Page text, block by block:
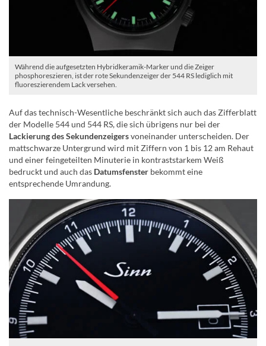
Während die aufgesetzten Hybridkeramik-Marker und die Zeiger
phosphoreszieren, ist der rote Sekundenzeiger der 544 RS lediglich mit
fluoreszierendem Lack versehen.
Auf das technisch-Wesentliche beschränkt sich auch das Zifferblatt
der Modelle 544 und 544 RS, die sich übrigens nur bei der
Lackierung des Sekundenzeigersvoneinander unterscheiden. Der
mattschwarze Untergrund wird mit Ziffern von 1 bis 12 am Rehaut
und einer feingeteilten Minuterie in kontraststarkem Weiß
bedruckt und auch das Datumsfenster bekommt eine
entsprechende Umrandung.